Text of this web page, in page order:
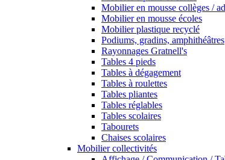
Mobilier en mousse collèges /
Mobilier en mousse écoles
Mobilier plastique recyclé
Podiums, gradins, amphithéâtres
Rayonnages Gratnell's
Tables 4 pieds
Tables à dégagement
Tables à roulettes
Tables pliantes
Tables réglables
Tables scolaires
Tabourets
Chaises scolaires
Mobilier collectivités